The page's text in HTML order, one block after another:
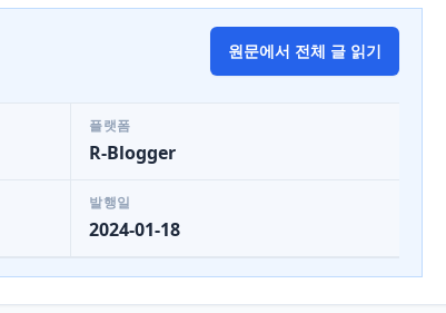
원문에서 전체 글 읽기
플랫폼
R-Blogger
발행일
2024-01-18